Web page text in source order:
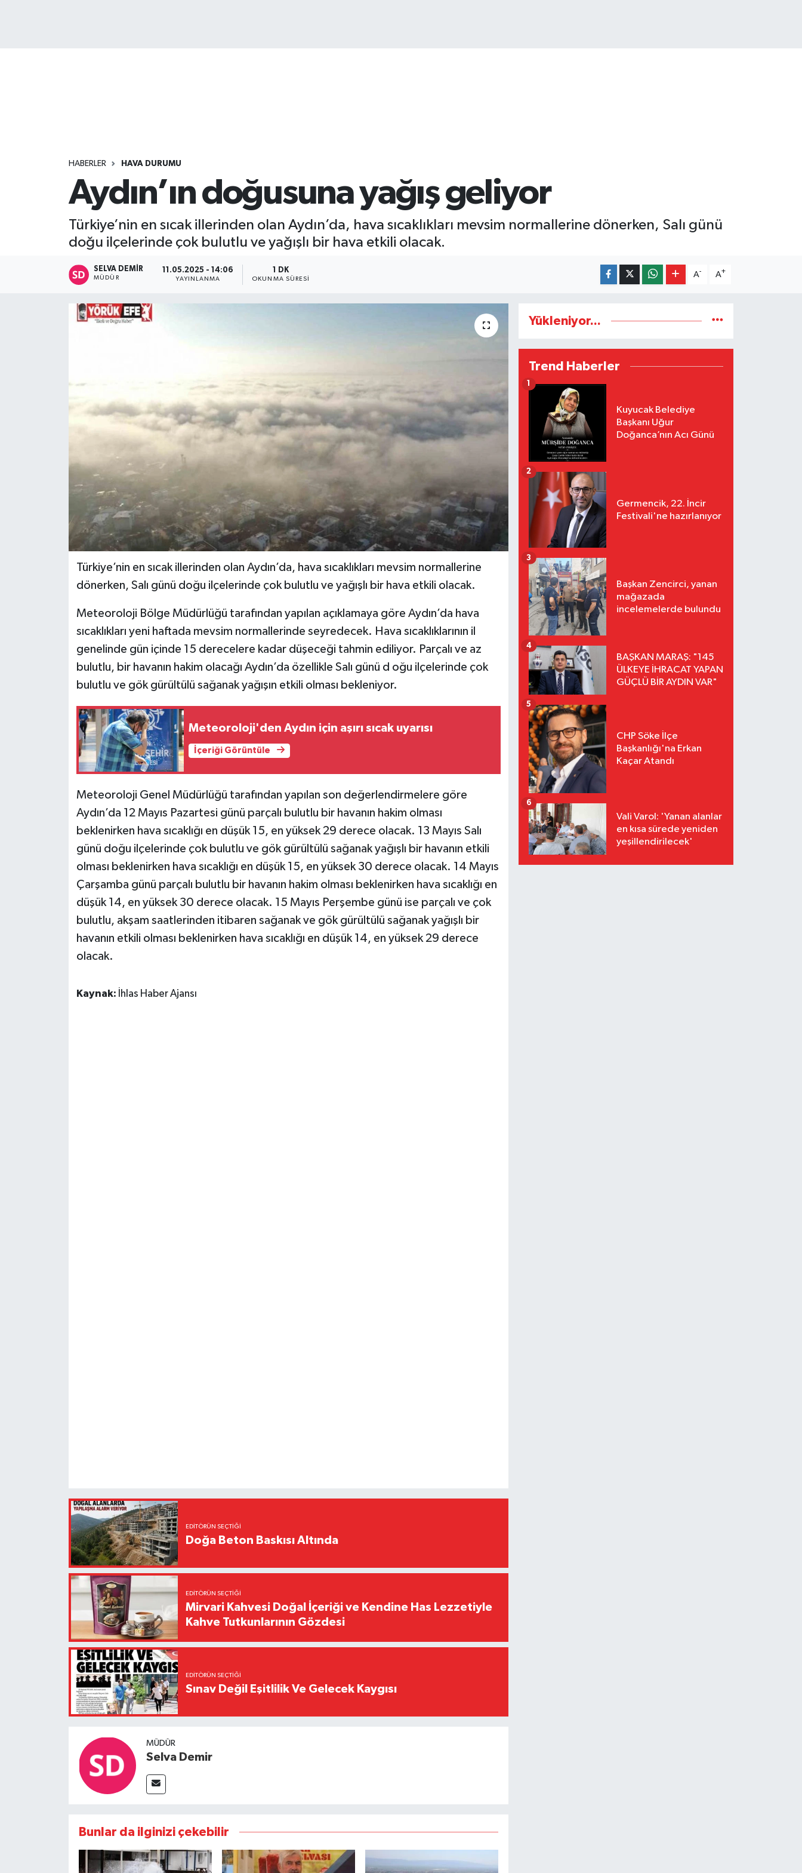
HABERLER HAVA DURUMU
Aydın’ın doğusuna yağış geliyor
Türkiye’nin en sıcak illerinden olan Aydın’da, hava sıcaklıkları mevsim normallerine dönerken, Salı günü
doğu ilçelerinde çok bulutlu ve yağışlı bir hava etkili olacak.
SELVA DEMIR
MÜDÜR
11.05.2025 - 14:06
YAYINLANMA
1 DK
OKUNMA SÜRESI
A- A+
Türkiye’nin en sıcak illerinden olan Aydın’da, hava sıcaklıkları mevsim normallerine
dönerken, Salı günü doğu ilçelerinde çok bulutlu ve yağışlı bir hava etkili olacak.
Meteoroloji Bölge Müdürlüğü tarafından yapılan açıklamaya göre Aydın’da hava
sıcaklıkları yeni haftada mevsim normallerinde seyredecek. Hava sıcaklıklarının il
genelinde gün içinde 15 derecelere kadar düşeceği tahmin ediliyor. Parçalı ve az
bulutlu, bir havanın hakim olacağı Aydın’da özellikle Salı günü d oğu ilçelerinde çok
bulutlu ve gök gürültülü sağanak yağışın etkili olması bekleniyor.
Meteoroloji'den Aydın için aşırı sıcak uyarısı
İçeriği Görüntüle
Meteoroloji Genel Müdürlüğü tarafından yapılan son değerlendirmelere göre
Aydın’da 12 Mayıs Pazartesi günü parçalı bulutlu bir havanın hakim olması
beklenirken hava sıcaklığı en düşük 15, en yüksek 29 derece olacak. 13 Mayıs Salı
günü doğu ilçelerinde çok bulutlu ve gök gürültülü sağanak yağışlı bir havanın etkili
olması beklenirken hava sıcaklığı en düşük 15, en yüksek 30 derece olacak. 14 Mayıs
Çarşamba günü parçalı bulutlu bir havanın hakim olması beklenirken hava sıcaklığı en
düşük 14, en yüksek 30 derece olacak. 15 Mayıs Perşembe günü ise parçalı ve çok
bulutlu, akşam saatlerinden itibaren sağanak ve gök gürültülü sağanak yağışlı bir
havanın etkili olması beklenirken hava sıcaklığı en düşük 14, en yüksek 29 derece
olacak.
Kaynak: İhlas Haber Ajansı
EDITÖRÜN SEÇTIĞI
Doğa Beton Baskısı Altında
EDITÖRÜN SEÇTIĞI
Mirvari Kahvesi Doğal İçeriği ve Kendine Has Lezzetiyle
Kahve Tutkunlarının Gözdesi
EDITÖRÜN SEÇTIĞI
Sınav Değil Eşitlilik Ve Gelecek Kaygısı
MÜDÜR
Selva Demir
Bunlar da ilginizi çekebilir
Yükleniyor...
Trend Haberler
Kuyucak Belediye
Başkanı Uğur
Doğanca’nın Acı Günü
1
Germencik, 22. İncir
Festivali'ne hazırlanıyor
2
Başkan Zencirci, yanan
mağazada
incelemelerde bulundu
3
BAŞKAN MARAŞ: "145
ÜLKEYE İHRACAT YAPAN
GÜÇLÜ BİR AYDIN VAR"
4
CHP Söke İlçe
Başkanlığı'na Erkan
Kaçar Atandı
5
Vali Varol: 'Yanan alanlar
en kısa sürede yeniden
yeşillendirilecek'
6